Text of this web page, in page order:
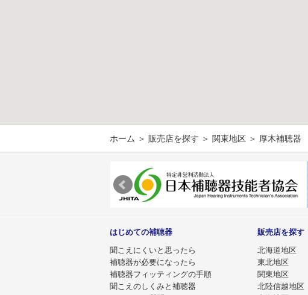
ホーム ＞ 販売店を探す ＞ 関東地区 ＞ 厚木補聴器
はじめての補聴器
聞こえにくいと思ったら
補聴器が必要になったら
補聴器フィッティングの手順
聞こえのしくみと補聴器
販売店を探す
北海道地区
東北地区
関東地区
北陸信越地区